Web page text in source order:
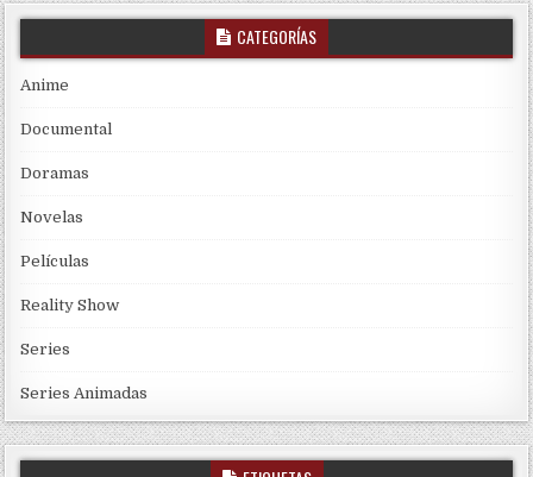
CATEGORÍAS
Anime
Documental
Doramas
Novelas
Películas
Reality Show
Series
Series Animadas